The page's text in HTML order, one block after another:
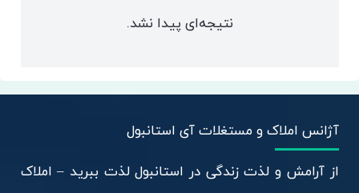
نتیجه‌ای پیدا نشد.
آژانس املاک و مستغلات آی استانبول
از آرامش و لذت زندگی در استانبول لذت ببرید – املاک